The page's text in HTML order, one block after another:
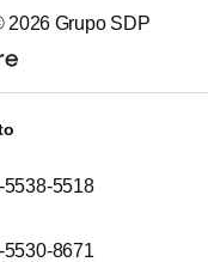
2026 Grupo SDP
5538-5518
5530-8671